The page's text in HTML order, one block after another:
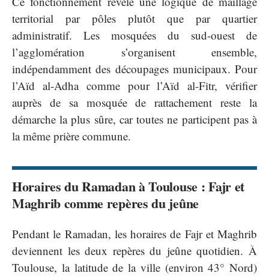
territorial par pôles plutôt que par quartier
administratif. Les mosquées du sud-ouest de
l’agglomération s’organisent ensemble,
indépendamment des découpages municipaux. Pour
l’Aïd al-Adha comme pour l’Aïd al-Fitr, vérifier
auprès de sa mosquée de rattachement reste la
démarche la plus sûre, car toutes ne participent pas à
la même prière commune.
Horaires du Ramadan à Toulouse : Fajr et
Maghrib comme repères du jeûne
Pendant le Ramadan, les horaires de Fajr et Maghrib
deviennent les deux repères du jeûne quotidien. À
Toulouse, la latitude de la ville (environ 43° Nord)